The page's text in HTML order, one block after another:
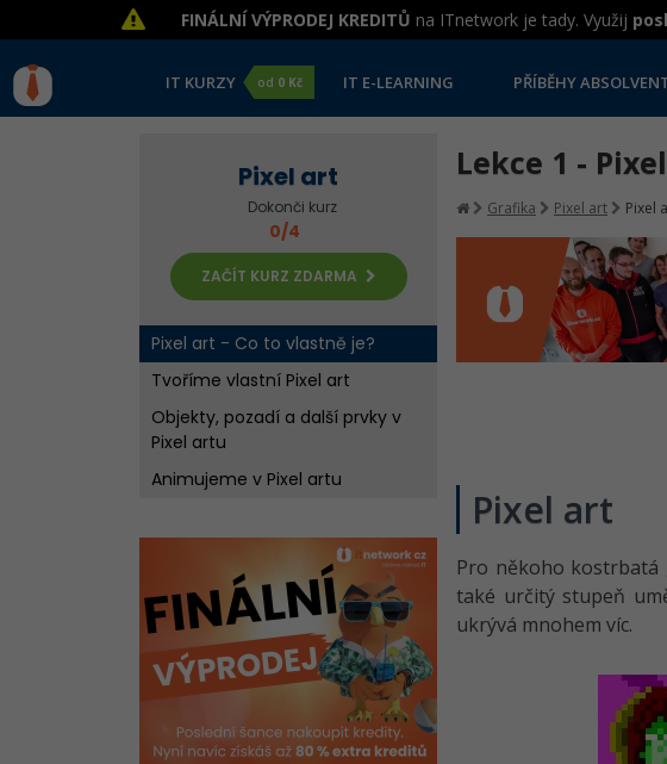
FINÁLNÍ VÝPRODEJ KREDITŮ na ITnetwork je tady. Využij
IT KURZY od 0 Kč IT E-LEARNING PŘÍBĚHY
Pixel art
Dokonči kurz
0/4
ZAČÍT KURZ ZDARMA
Pixel art - Co to vlastně je?
Tvoříme vlastní Pixel art
Objekty, pozadí a další prvky v
Pixel artu
Animujeme v Pixel artu
Lekce 1 -
Grafika Pixel art Pixel
Pixel art
Pro někoho
také určitý stupeň
ukrývá mnohem víc.